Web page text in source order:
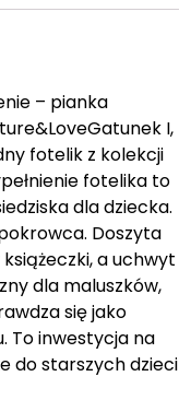
– pianka
I,
fotelik z kolekcji
fotelika to
dla dziecka.
Doszyta
a uchwyt
dla maluszków,
się jako
To inwestycja na
do starszych dzieci